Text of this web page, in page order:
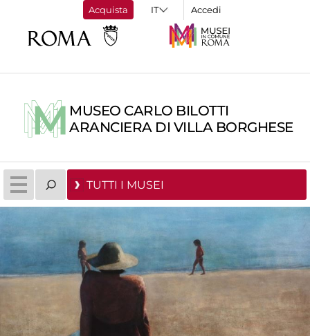
Acquista Accedi
MUSEO CARLO BILOTTI
ARANCIERA DI VILLA BORGHESE
TUTTI I MUSEI